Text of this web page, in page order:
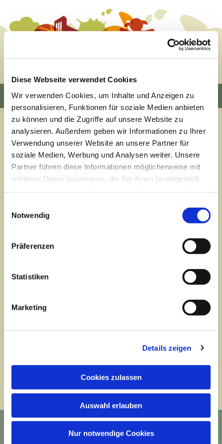
Diese Webseite verwendet Cookies
Wir verwenden Cookies, um Inhalte und Anzeigen zu
personalisieren, Funktionen für soziale Medien anbieten
zu können und die Zugriffe auf unsere Website zu
analysieren. Außerdem geben wir Informationen zu Ihrer
Verwendung unserer Website an unsere Partner für
soziale Medien, Werbung und Analysen weiter. Unsere
Partner führen diese Informationen möglicherweise mit
weiteren Daten zusammen, die Sie ihnen bereitgestellt
Notwendig
Präferenzen
Statistiken
Marketing
Details zeigen
Cookies zulassen
Auswahl erlauben
Nur notwendige Cookies
Über uns
© 2026 Ev. Kindertageseinrichtung Paul Schneider Haus Münster